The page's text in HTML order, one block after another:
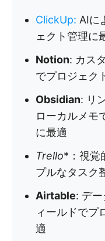
ClickUp: AIに
ェクト管理に
Notion: カス
でプロジェク
Obsidian: リ
ローカルメモ
に最適
Trello*：視覚
プルなタスク
Airtable: デ
ィールドでプ
適